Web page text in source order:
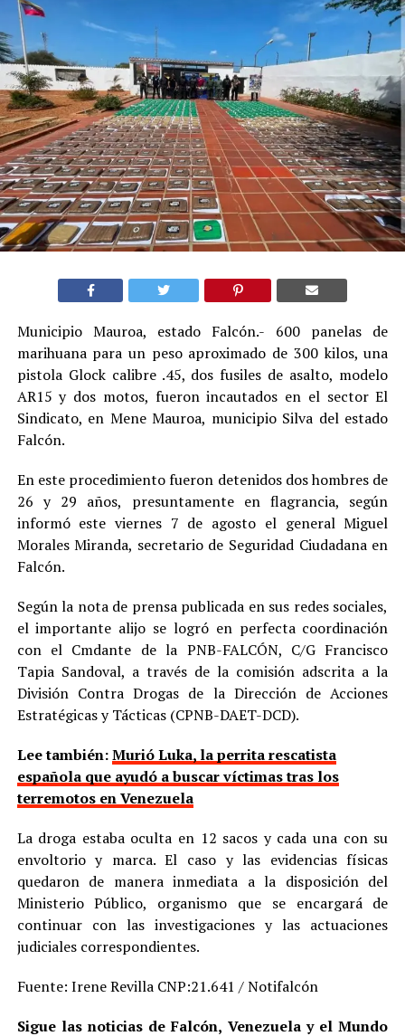
Municipio Mauroa, estado Falcón.- 600 panelas de
marihuana para un peso aproximado de 300 kilos, una
pistola Glock calibre .45, dos fusiles de asalto, modelo
AR15 y dos motos, fueron incautados en el sector El
Sindicato, en Mene Mauroa, municipio Silva del estado
Falcón.
En este procedimiento fueron detenidos dos hombres de
26 y 29 años, presuntamente en flagrancia, según
informó este viernes 7 de agosto el general Miguel
Morales Miranda, secretario de Seguridad Ciudadana en
Falcón.
Según la nota de prensa publicada en sus redes sociales,
el importante alijo se logró en perfecta coordinación
con el Cmdante de la PNB-FALCÓN, C/G Francisco
Tapia Sandoval, a través de la comisión adscrita a la
División Contra Drogas de la Dirección de Acciones
Estratégicas y Tácticas (CPNB-DAET-DCD).
Lee también:Murió Luka, la perrita rescatista
española que ayudó a buscar víctimas tras los
terremotos en Venezuela
La droga estaba oculta en 12 sacos y cada una con su
envoltorio y marca. El caso y las evidencias físicas
quedaron de manera inmediata a la disposición del
Ministerio Público, organismo que se encargará de
continuar con las investigaciones y las actuaciones
judiciales correspondientes.
Fuente: Irene Revilla CNP:21.641 / Notifalcón
Sigue las noticias de Falcón, Venezuela y el Mundo